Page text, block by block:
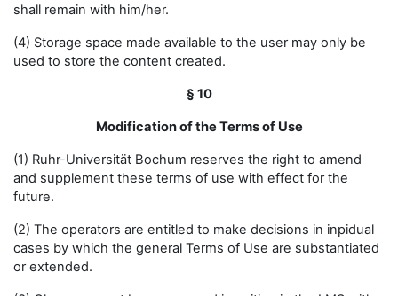
shall remain with him/her.
(4) Storage space made available to the user may only be
used to store the content created.
§ 10
Modification of the Terms of Use
(1) Ruhr-Universität Bochum reserves the right to amend
and supplement these terms of use with effect for the
future.
(2) The operators are entitled to make decisions in inpidual
cases by which the general Terms of Use are substantiated
or extended.